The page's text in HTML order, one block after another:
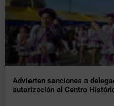
Advierten sanciones a
autorización al Centro